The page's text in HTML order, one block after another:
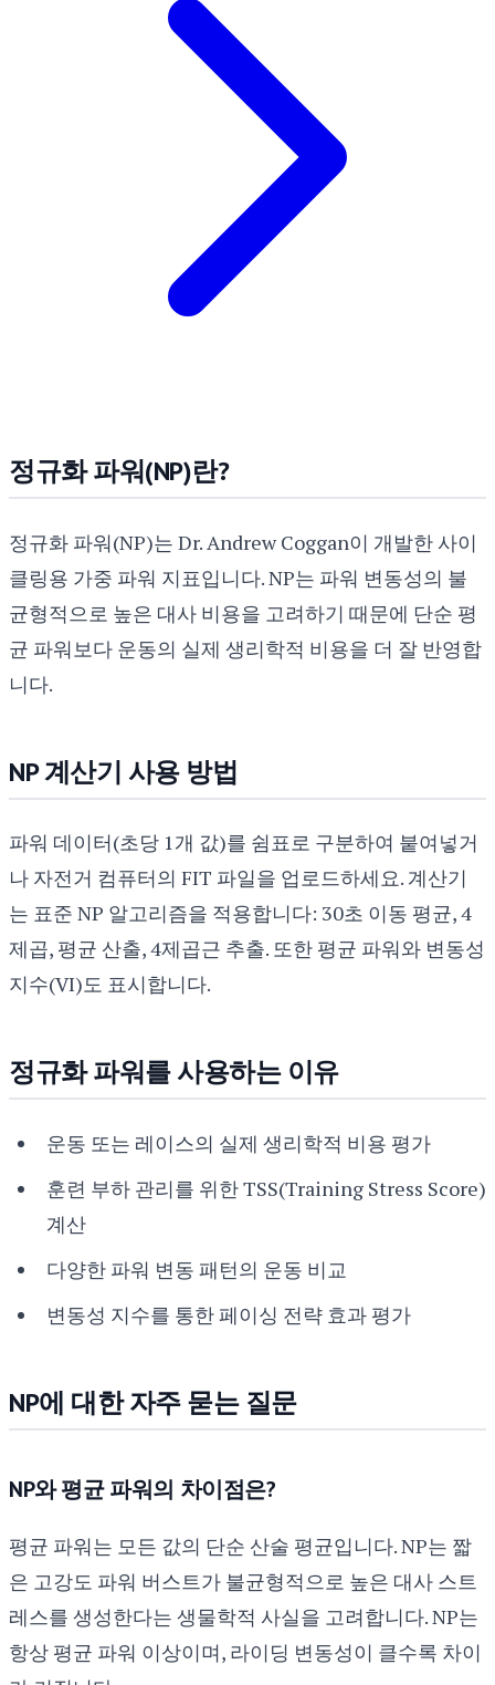
정규화 파워(NP)란?
정규화 파워(NP)는 Dr. Andrew Coggan이 개발한 사이
클링용 가중 파워 지표입니다. NP는 파워 변동성의 불
균형적으로 높은 대사 비용을 고려하기 때문에 단순 평
균 파워보다 운동의 실제 생리학적 비용을 더 잘 반영합
니다.
NP 계산기 사용 방법
파워 데이터(초당 1개 값)를 쉼표로 구분하여 붙여넣거
나 자전거 컴퓨터의 FIT 파일을 업로드하세요. 계산기
는 표준 NP 알고리즘을 적용합니다: 30초 이동 평균, 4
제곱, 평균 산출, 4제곱근 추출. 또한 평균 파워와 변동성
지수(VI)도 표시합니다.
정규화 파워를 사용하는 이유
운동 또는 레이스의 실제 생리학적 비용 평가
훈련 부하 관리를 위한 TSS(Training Stress Score)
계산
다양한 파워 변동 패턴의 운동 비교
변동성 지수를 통한 페이싱 전략 효과 평가
NP에 대한 자주 묻는 질문
NP와 평균 파워의 차이점은?
평균 파워는 모든 값의 단순 산술 평균입니다. NP는 짧
은 고강도 파워 버스트가 불균형적으로 높은 대사 스트
레스를 생성한다는 생물학적 사실을 고려합니다. NP는
항상 평균 파워 이상이며, 라이딩 변동성이 클수록 차이